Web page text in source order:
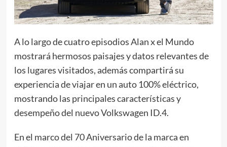
A lo largo de cuatro episodios Alan x el Mundo
mostrará hermosos paisajes y datos relevantes de
los lugares visitados, además compartirá su
experiencia de viajar en un auto 100% eléctrico,
mostrando las principales características y
desempeño del nuevo Volkswagen ID.4.
En el marco del 70 Aniversario de la marca en